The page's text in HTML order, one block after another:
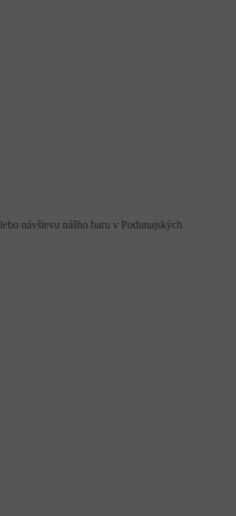
návštevu nášho baru v Podunajských